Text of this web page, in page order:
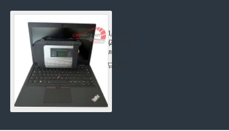
1,450.00€
(2,835.95
лв.)